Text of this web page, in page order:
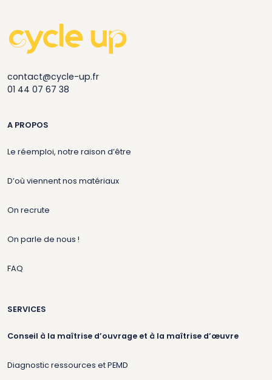
contact@cycle-up.fr
01 44 07 67 38
A PROPOS
Le réemploi, notre raison d’être
D’où viennent nos matériaux
On recrute
On parle de nous !
FAQ
SERVICES
Conseil à la maîtrise d’ouvrage et à la maîtrise d’œuvre
Diagnostic ressources et PEMD